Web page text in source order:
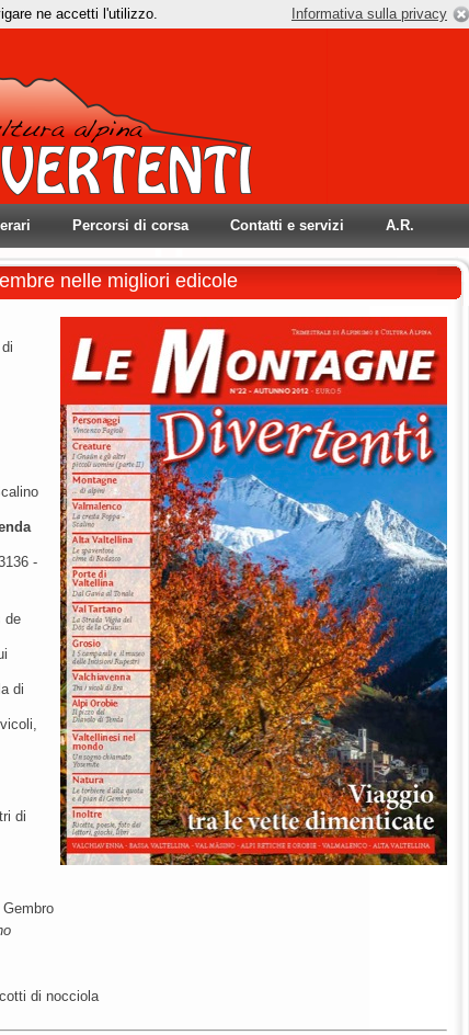
ne accetti l'utilizzo. Informativa sulla privacy
Percorsi di corsa Contatti e servizi A.R.
nelle migliori edicole
-
de
di
di
di nocciola